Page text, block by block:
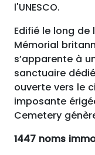
l'UNESCO.
Edifié le long
Mémorial
s’apparente à
sanctuaire
ouverte vers le
imposante
Cemetery
1447 noms